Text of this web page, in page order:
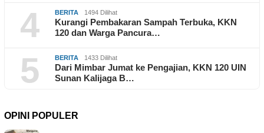
4 BERITA 1494 Dilihat
Kurangi Pembakaran Sampah Terbuka, KKN
120 dan Warga Pancura…
5 BERITA 1433 Dilihat
Dari Mimbar Jumat ke Pengajian, KKN 120 UIN
Sunan Kalijaga B…
OPINI POPULER